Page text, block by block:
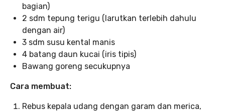
bagian)
2 sdm tepung terigu (larutkan terlebih dahulu
dengan air)
3 sdm susu kental manis
4 batang daun kucai (iris tipis)
Bawang goreng secukupnya
Cara membuat:
Rebus kepala udang dengan garam dan merica,